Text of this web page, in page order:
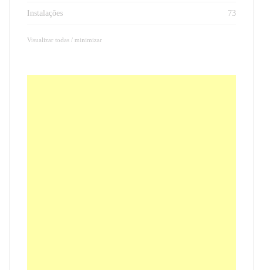
Instalações 73
Visualizar todas / minimizar